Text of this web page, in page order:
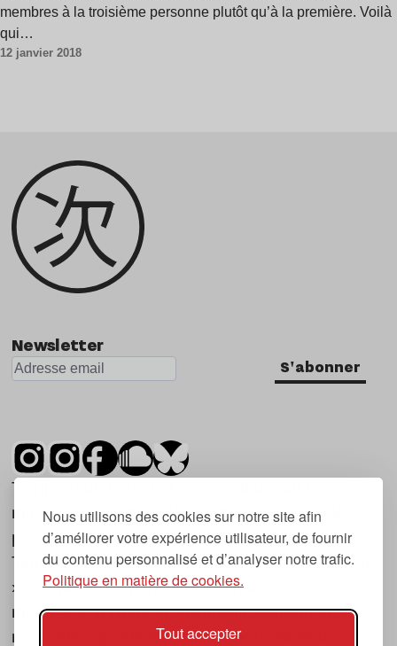
Nous utilisons des cookies sur notre site afin
d’améliorer votre expérience utilisateur, de fournir
du contenu personnalisé et d’analyser notre trafic.
Politique en matière de cookies.
Tout accepter
membres à la troisième personne plutôt qu’à la première. Voilà
qui…
12 janvier 2018
Newsletter
S'abonner
Tsugi est un mensuel indépendant sur la
musique et les nouvelles tendances, dont la
première parution date de 2007.
Tsugi en japonais signifie « prochain », « suivant
», ce qui correspond à la thématique du
magazine, à l’affût des nouvelles tendances
musicales, qu’elles viennent de la musique